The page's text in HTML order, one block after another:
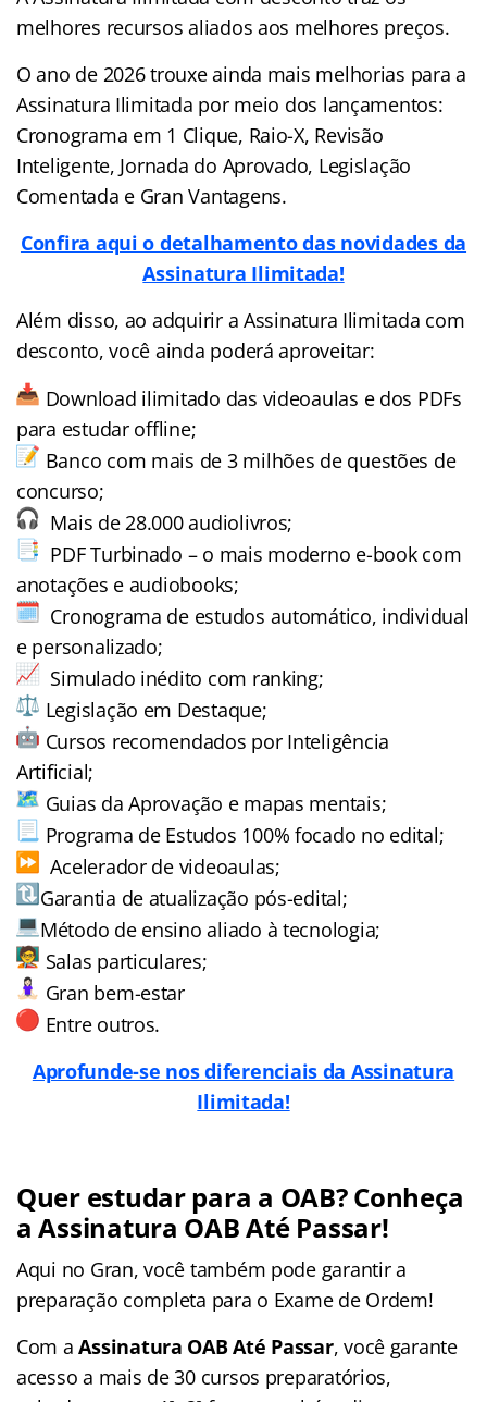
melhores recursos aliados aos melhores preços.
O ano de 2026 trouxe ainda mais melhorias para a
Assinatura Ilimitada por meio dos lançamentos:
Cronograma em 1 Clique, Raio-X, Revisão
Inteligente, Jornada do Aprovado, Legislação
Comentada e Gran Vantagens.
Confira aqui o detalhamento das novidades da
Assinatura Ilimitada!
Além disso, ao adquirir a Assinatura Ilimitada com
desconto, você ainda poderá aproveitar:
Download ilimitado das videoaulas e dos PDFs
para estudar offline;
Banco com mais de 3 milhões de questões de
concurso;
Mais de 28.000 audiolivros;
PDF Turbinado – o mais moderno e-book com
anotações e audiobooks;
Cronograma de estudos automático, individual
e personalizado;
Simulado inédito com ranking;
Legislação em Destaque;
Cursos recomendados por Inteligência
Artificial;
Guias da Aprovação e mapas mentais;
Programa de Estudos 100% focado no edital;
Acelerador de videoaulas;
Garantia de atualização pós-edital;
Método de ensino aliado à tecnologia;
Salas particulares;
Gran bem-estar
Entre outros.
Aprofunde-se nos diferenciais da Assinatura
Ilimitada!
Quer estudar para a OAB? Conheça
a Assinatura OAB Até Passar!
Aqui no Gran, você também pode garantir a
preparação completa para o Exame de Ordem!
Com aAssinatura OAB Até Passar, você garante
acesso a mais de 30 cursos preparatórios,